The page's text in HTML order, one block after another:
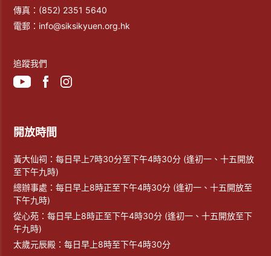
傳真： (852) 2351 5640
電郵： info@siksikyuen.org.hk
追蹤我們
開放時間
黃大仙祠：每日早上7時30分至下午4時30分 (逢初一、十五開放
至下午九時)
總辦事處：每日早上8時正至下午4時30分 (逢初一、十五開放至
下午九時)
從心苑：每日早上8時正至下午4時30分 (逢初一、十五開放至下
午九時)
太歲元辰殿：每日早上8時至下午4時30分